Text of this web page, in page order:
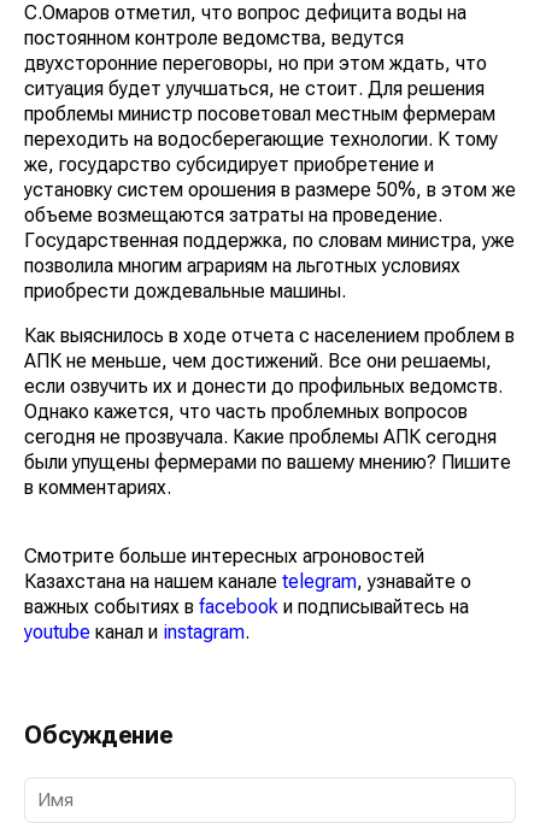
С.Омаров отметил, что вопрос дефицита воды на
постоянном контроле ведомства, ведутся
двухсторонние переговоры, но при этом ждать, что
ситуация будет улучшаться, не стоит. Для решения
проблемы министр посоветовал местным фермерам
переходить на водосберегающие технологии. К тому
же, государство субсидирует приобретение и
установку систем орошения в размере 50%, в этом же
объеме возмещаются затраты на проведение.
Государственная поддержка, по словам министра, уже
позволила многим аграриям на льготных условиях
приобрести дождевальные машины.
Как выяснилось в ходе отчета с населением проблем в
АПК не меньше, чем достижений. Все они решаемы,
если озвучить их и донести до профильных ведомств.
Однако кажется, что часть проблемных вопросов
сегодня не прозвучала. Какие проблемы АПК сегодня
были упущены фермерами по вашему мнению? Пишите
в комментариях.
Смотрите больше интересных агроновостей
Казахстана на нашем канале telegram, узнавайте о
важных событиях в facebook и подписывайтесь на
youtube канал и instagram.
Обсуждение